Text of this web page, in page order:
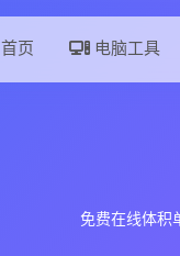
首页 电脑工具
免费在线体积